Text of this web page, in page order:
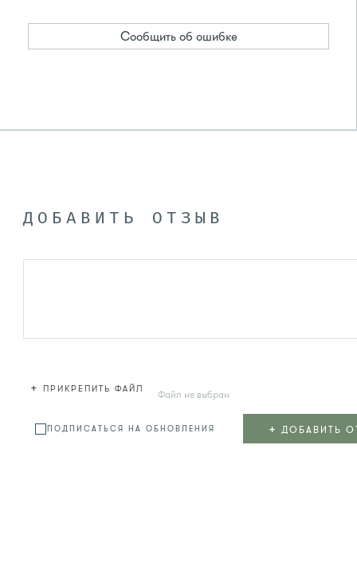
Сообщить об ошибке
ДОБАВИТЬ ОТЗЫВ
+ ПРИКРЕПИТЬ ФАЙЛ Файл не выбран
ПОДПИСАТЬСЯ НА ОБНОВЛЕНИЯ + ДОБАВИТЬ